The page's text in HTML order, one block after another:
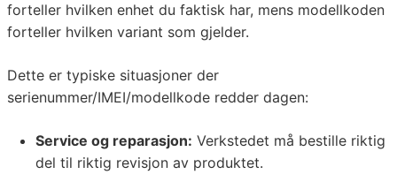
forteller hvilken enhet du faktisk har, mens modellkoden
forteller hvilken variant som gjelder.
Dette er typiske situasjoner der
serienummer/IMEI/modellkode redder dagen:
Service og reparasjon: Verkstedet må bestille riktig
del til riktig revisjon av produktet.